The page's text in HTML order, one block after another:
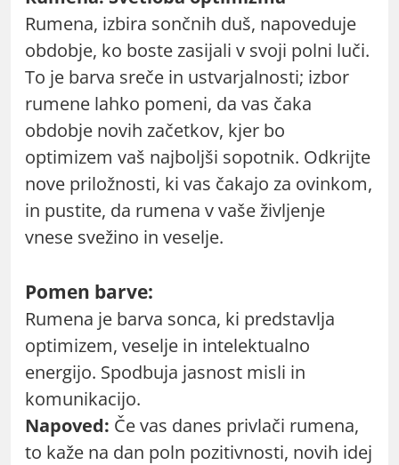
Rumena, izbira sončnih duš, napoveduje
obdobje, ko boste zasijali v svoji polni luči.
To je barva sreče in ustvarjalnosti; izbor
rumene lahko pomeni, da vas čaka
obdobje novih začetkov, kjer bo
optimizem vaš najboljši sopotnik. Odkrijte
nove priložnosti, ki vas čakajo za ovinkom,
in pustite, da rumena v vaše življenje
vnese svežino in veselje.
Pomen barve:
Rumena je barva sonca, ki predstavlja
optimizem, veselje in intelektualno
energijo. Spodbuja jasnost misli in
komunikacijo.
Napoved: Če vas danes privlači rumena,
to kaže na dan poln pozitivnosti, novih idej